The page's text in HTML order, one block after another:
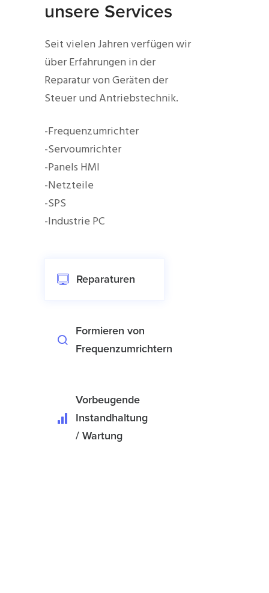
unsere Services
Seit vielen Jahren verfügen wir
über Erfahrungen in der
Reparatur von Geräten der
Steuer und Antriebstechnik.
-Frequenzumrichter
-Servoumrichter
-Panels HMI
-Netzteile
-SPS
-Industrie PC
Reparaturen
Formieren von
Frequenzumrichtern
Vorbeugende
Instandhaltung
/ Wartung